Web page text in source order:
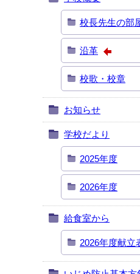
校長先生の部
沿革
校歌・校章
お知らせ
学校だより
2025年度
2026年度
給食室から
2026年度献立